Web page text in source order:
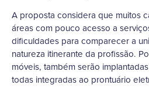
A proposta considera que muitos
áreas com pouco acesso a
dificuldades para comparecer a
natureza itinerante da profissão.
móveis, também serão
todas integradas ao prontuário